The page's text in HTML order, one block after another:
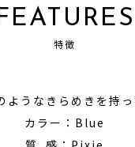
特徴
ようなきらめきを持
カラー：Blue